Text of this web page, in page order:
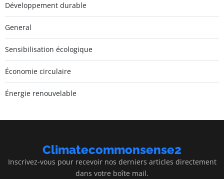
Développement durable
General
Sensibilisation écologique
Économie circulaire
Énergie renouvelable
Climatecommonsense2
Inscrivez-vous pour recevoir nos derniers articles directement
dans votre boîte mail.